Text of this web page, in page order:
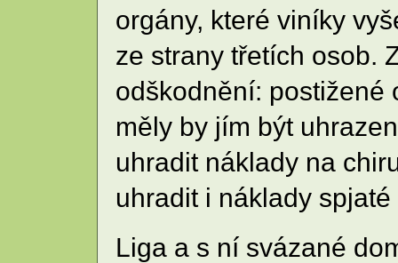
orgány, které viníky
ze strany třetích osob.
odškodnění: postižené
měly by jím být
uhradit náklady na
uhradit i náklady
Liga a s ní svázané